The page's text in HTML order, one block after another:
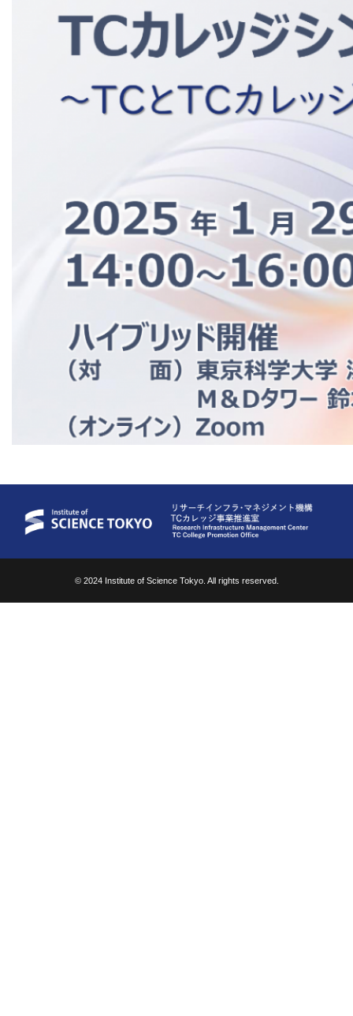
© 2024 Institute of Science Tokyo. All rights reserved.